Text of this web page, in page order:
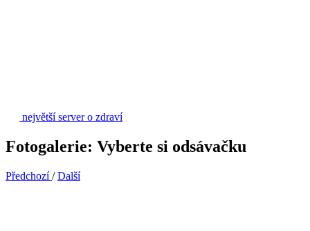
největší server o zdraví
Fotogalerie: Vyberte si odsávačku
Předchozí / Další